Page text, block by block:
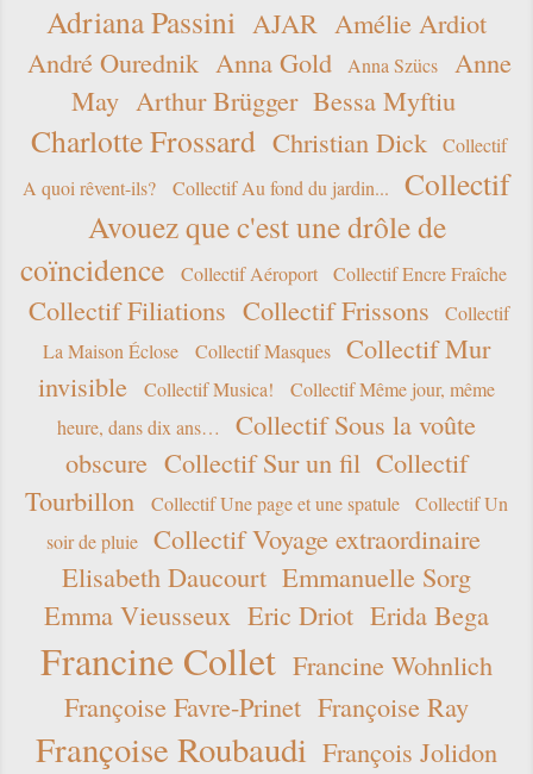
Adriana Passini AJAR Amélie Ardiot
André Ourednik Anna Gold Anna Szücs
Anne
May Arthur Brügger Bessa Myftiu
Charlotte Frossard Christian Dick
Collectif
A quoi rêvent-ils?
Collectif Au fond du jardin...
Collectif
Avouez que c'est une drôle de
coïncidence
Collectif Aéroport Collectif Encre Fraîche
Collectif Filiations Collectif Frissons
Collectif
La Maison Éclose
Collectif Masques
Collectif Mur
invisible
Collectif Musica!
Collectif Même jour, même
heure, dans dix ans…
Collectif Sous la voûte
obscure Collectif Sur un fil Collectif
Tourbillon
Collectif Une page et une spatule
Collectif Un
soir de pluie
Collectif Voyage extraordinaire
Elisabeth Daucourt Emmanuelle Sorg
Emma Vieusseux Eric Driot Erida Bega
Francine Collet Francine Wohnlich
Françoise Favre-Prinet Françoise Ray
Françoise Roubaudi François Jolidon